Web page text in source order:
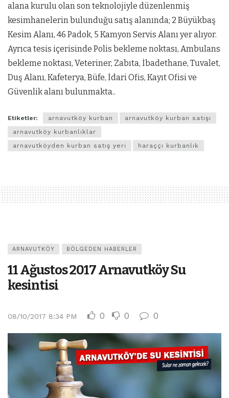
alana kurulu olan son teknolojiyle düzenlenmiş
kesimhanelerin bulunduğu satış alanında; 2 Büyükbaş
Kesim Alanı, 46 Padok, 5 Kamyon Servis Alanı yer alıyor.
Ayrıca tesis içerisinde Polis bekleme noktası, Ambulans
bekleme noktası, Veteriner, Zabıta, İbadethane, Tuvalet,
Duş Alanı, Kafeterya, Büfe, İdari Ofis, Kayıt Ofisi ve
Güvenlik alanı bulunmakta..
Etiketler: arnavutköy kurban
arnavutköy kurban satışı
arnavutköy kurbanlıklar
arnavutköyden kurban satış yeri
haraççı kurbanlık
ARNAVUTKÖY BÖLGEDEN HABERLER
11 Ağustos 2017 Arnavutköy Su
kesintisi
08/10/2017 8:34 PM 0 0 0